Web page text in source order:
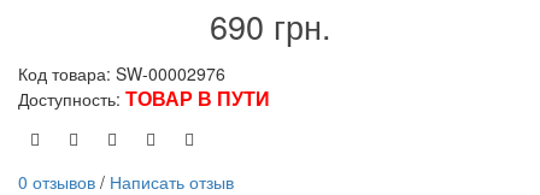
690 грн.
Код товара: SW-00002976
Доступность: ТОВАР В ПУТИ
0 отзывов / Написать отзыв